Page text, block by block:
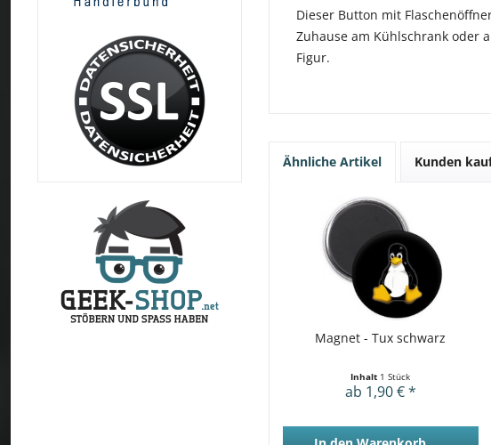
Dieser Button mit
Zuhause am Kühlschrank oder
Figur.
Ähnliche Artikel Kunden
Magnet - Tux schwarz
Inhalt 1 Stück
ab 1,90 € *